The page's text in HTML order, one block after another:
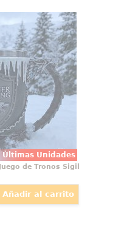
Últimas Unidades
Juego de Tronos
Sigil
de Cerveza
la casa Stark de
Esta preciosa
realizada en
resina con una
600 ml,
de Tronos Sigil